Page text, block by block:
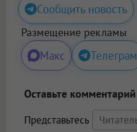
Сообщить новость
Размещение рекламы
Макс Телеграм
Оставьте комментарий
Представьтесь